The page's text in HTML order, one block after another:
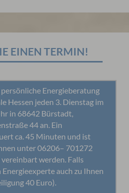
EINEN TERMIN!
Energieberatung
Hessen jeden 3. Dienstag im
in 68642 Bürstadt,
44 an. Ein
ca. 45 Minuten und ist
unter 06206– 701272
werden. Falls
auch zu Ihnen
40 Euro).